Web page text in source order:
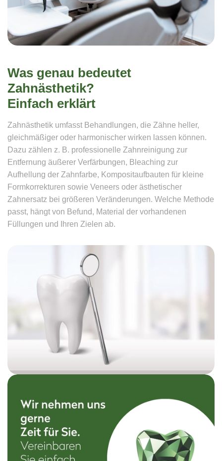
Was genau bedeutet
Zahnästhetik?
Einfach erklärt
Zahnästhetik umfasst Behandlungen, die Zähne heller,
gleichmäßiger oder harmonischer wirken lassen können.
Dazu zählen z. B. professionelle Zahnreinigung zur
Entfernung äußerer Verfärbungen, Bleaching zur
Aufhellung der Zahnfarbe, Kompositaufbauten für kleine
Formkorrekturen sowie Veneers oder ästhetischer
Zahnersatz bei größeren Veränderungen. Welche Methode
passt, hängt von Befund, Material der vorhandenen
Füllungen und Ihren Zielen ab.